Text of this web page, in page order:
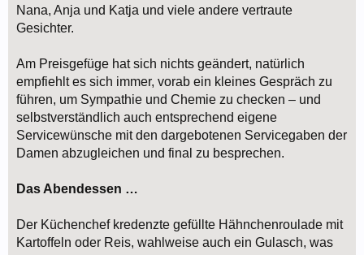
Nana, Anja und Katja und viele andere vertraute
Gesichter.
Am Preisgefüge hat sich nichts geändert, natürlich
empfiehlt es sich immer, vorab ein kleines Gespräch zu
führen, um Sympathie und Chemie zu checken – und
selbstverständlich auch entsprechend eigene
Servicewünsche mit den dargebotenen Servicegaben der
Damen abzugleichen und final zu besprechen.
Das Abendessen …
Der Küchenchef kredenzte gefüllte Hähnchenroulade mit
Kartoffeln oder Reis, wahlweise auch ein Gulasch, was